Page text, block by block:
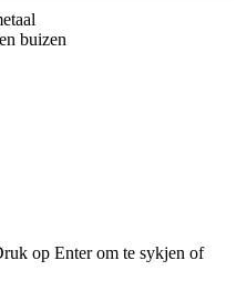
buizen
op Enter om te sykjen of